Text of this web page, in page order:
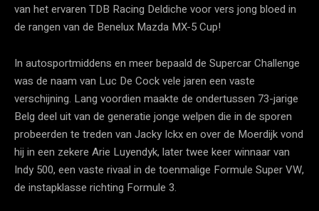
van het ervaren TDB Racing Deldiche voor vers jong bloed in
de rangen van de Benelux Mazda MX-5 Cup!
In autosportmiddens en meer bepaald de Supercar Challenge
was de naam van Luc De Cock vele jaren een vaste
verschijning. Lang voordien maakte de ondertussen 73-jarige
Belg deel uit van de generatie jonge welpen die in de sporen
probeerden te treden van Jacky Ickx en over de Moerdijk vond
hij in een zekere Arie Luyendyk, later twee keer winnaar van
Indy 500, een vaste rivaal in de toenmalige Formule Super VW,
de instapklasse richting Formule 3.